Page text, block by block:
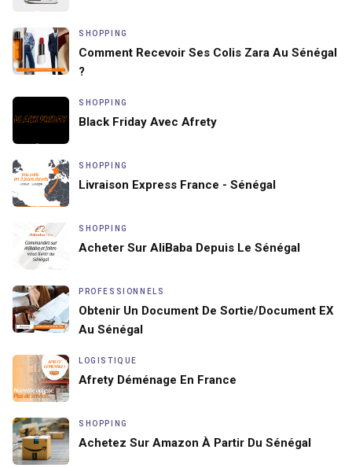
SHOPPING
Comment Recevoir Ses Colis Zara Au Sénégal
?
SHOPPING
Black Friday Avec Afrety
SHOPPING
Livraison Express France - Sénégal
SHOPPING
Acheter Sur AliBaba Depuis Le Sénégal
PROFESSIONNELS
Obtenir Un Document De Sortie/document EX
Au Sénégal
LOGISTIQUE
Afrety Déménage En France
SHOPPING
Achetez Sur Amazon À Partir Du Sénégal